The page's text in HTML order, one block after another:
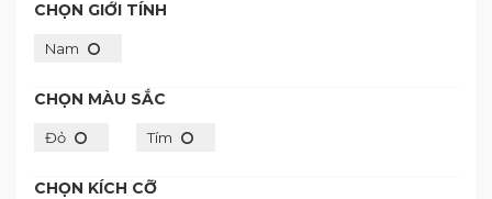
CHỌN GIỚI TÍNH
Nam
CHỌN MÀU SẮC
Đỏ Tím
CHỌN KÍCH CỠ